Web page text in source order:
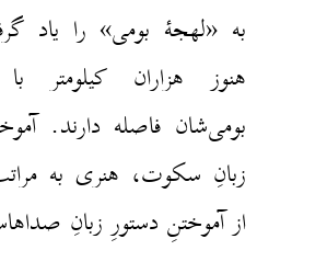
«لهجهٔ بومی» را یاد گرفته‌اند، اما
هزاران کیلومتر با مخاطبانِ
فاصله دارند. آموختنِ دستورِ
سکوت، هنری به مراتب دشوارتر
آموختنِ دستورِ زبانِ صداهاست.